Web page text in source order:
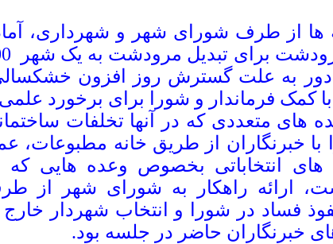
ها از طرف شورای شهر و شهرداری،
سازی و
دور به علت گسترش روز افزون
کمک فرماندار و شورا برای برخورد علمی
های متعددی که در آنها تخلفات
با خبرنگاران از طریق خانه مطبوعات،
انتخاباتی بخصوص وعده هایی که
ارائه راهکار به شورای شهر از
فساد در شورا و انتخاب شهردار خارج
خبرنگاران حاضر در جلسه بود.